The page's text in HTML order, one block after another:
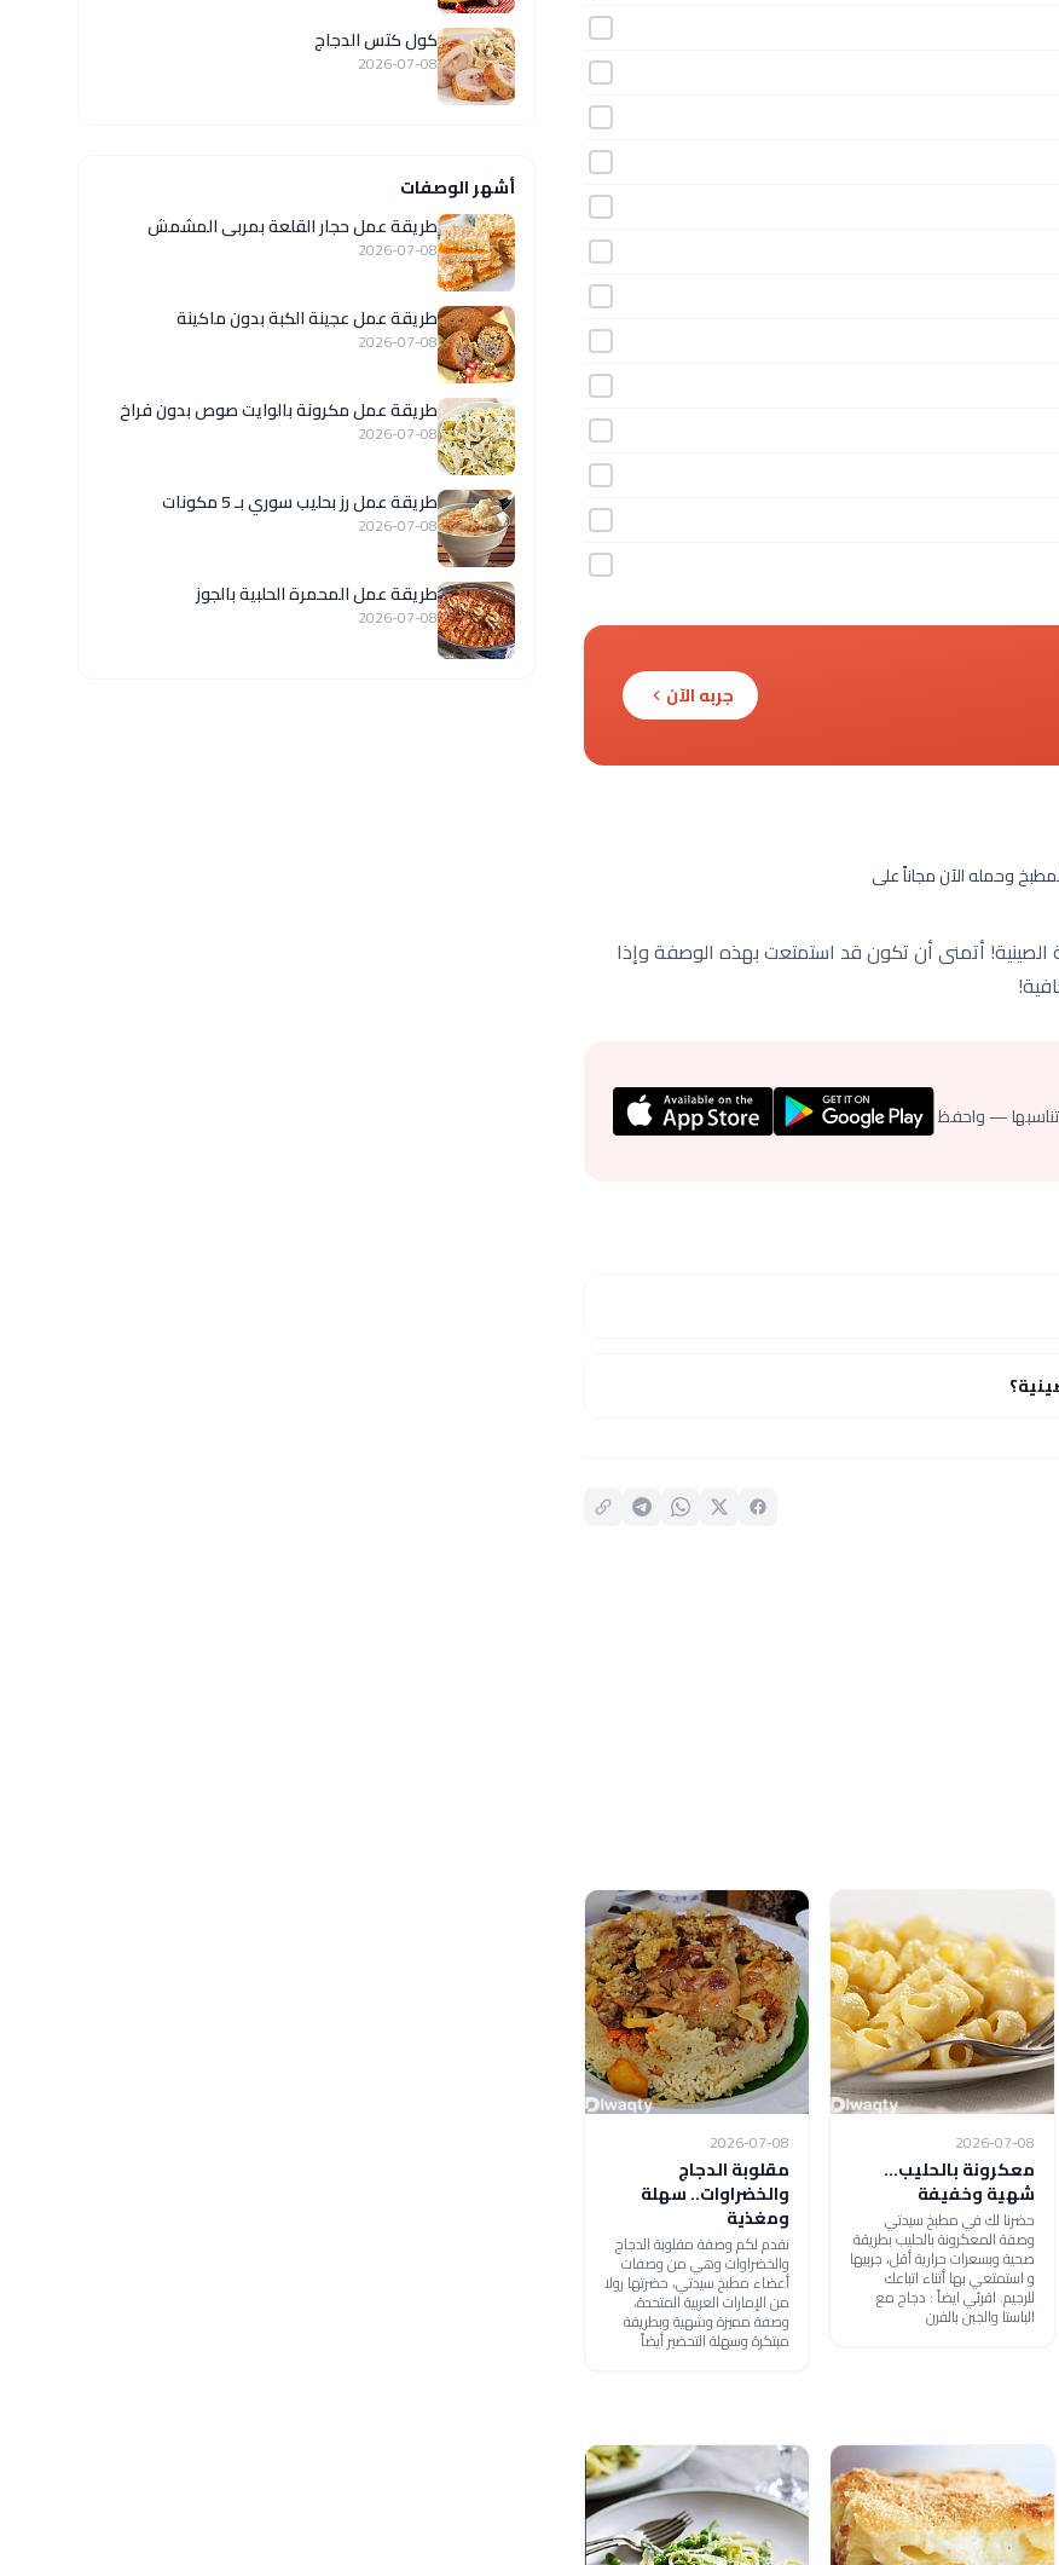
جربه الآن
وحمله الآن مجاناً على
أتمنى أن تكون قد استمتعت بهذه الوصفة وإذا
— واحفظ
2026-07-08
معكرونة بالحليب...
شهية وخفيفة
حضرنا لك في مطبخ سيدتي
وصفة المعكرونة بالحليب بطريقة
صحية وبسعرات حرارية أقل، جربيها
و استمتعي بها أثناء اتباعك
للرجيم. اقرئي ايضاً : دجاج مع
الباستا والجبن بالفرن
2026-07-08
مقلوبة الدجاج
والخضراوات.. سهلة
ومغذية
نقدم لكم وصفة مقلوبة الدجاج
والخضراوات وهي من وصفات
أعضاء مطبخ سيدتي، حضرتها رولا
من الإمارات العربية المتحدة،
وصفة مميزة وشهية وبطريقة
مبتكرة وسهلة التحضير أيضاً
كول كتس الدجاج
2026-07-08
أشهر الوصفات
طريقة عمل حجار القلعة بمربى المشمش
2026-07-08
طريقة عمل عجينة الكبة بدون ماكينة
2026-07-08
طريقة عمل مكرونة بالوايت صوص بدون فراخ
2026-07-08
طريقة عمل رز بحليب سوري بـ 5 مكونات
2026-07-08
طريقة عمل المحمرة الحلبية بالجوز
2026-07-08